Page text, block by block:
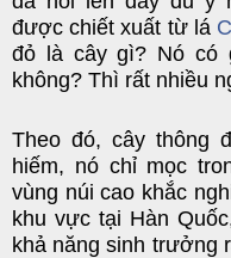
được chiết xuất từ lá
đỏ là cây gì? Nó có
không? Thì rất nhiều
Theo đó, cây thông
hiếm, nó chỉ mọc
vùng núi cao khắc
khu vực tại Hàn
khả năng sinh trưởng